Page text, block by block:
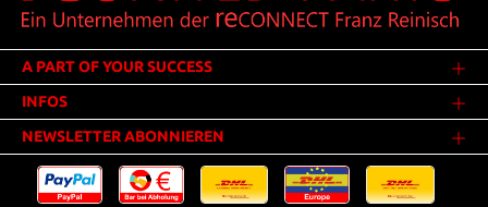
A PART OF YOUR SUCCESS
INFOS
NEWSLETTER ABONNIEREN